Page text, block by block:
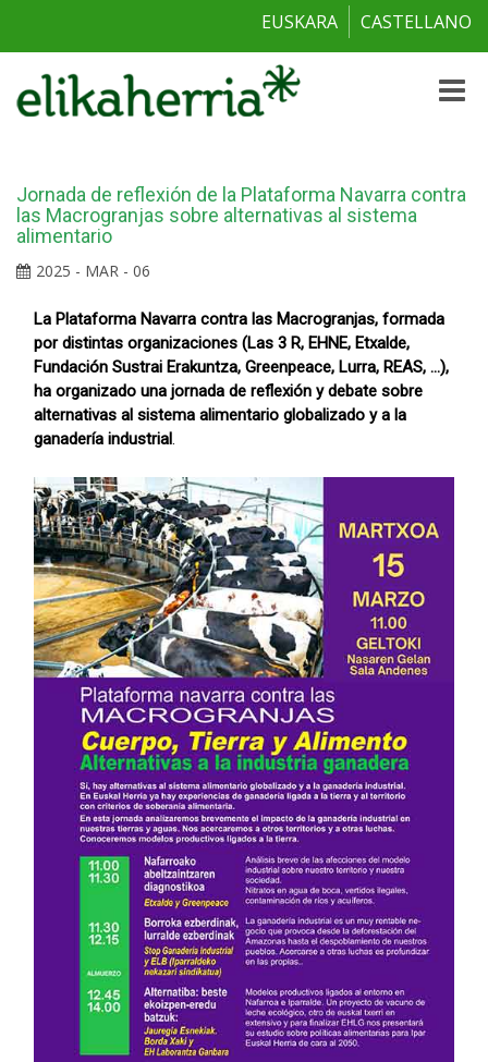
EUSKARA CASTELLANO
Toggle
Jornada de reflexión de la Plataforma Navarra contra
las Macrogranjas sobre alternativas al sistema
alimentario
2025 - MAR - 06
La Plataforma Navarra contra las Macrogranjas, formada
por distintas organizaciones (Las 3 R, EHNE, Etxalde,
Fundación Sustrai Erakuntza, Greenpeace, Lurra, REAS, …),
ha organizado una jornada de reflexión y debate sobre
alternativas al sistema alimentario globalizado y a la
ganadería industrial.